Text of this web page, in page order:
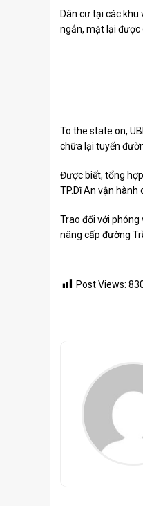
Dân cư tại các khu
ngắn, mặt lại được
To the state on,
chữa lại tuyến
Được biết, tổng
TP.Dĩ An vận
Trao đổi với phóng
nâng cấp đường
Post Views: